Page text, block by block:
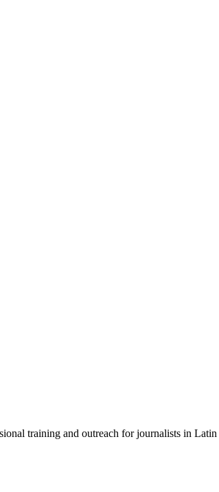
training and outreach for journalists in